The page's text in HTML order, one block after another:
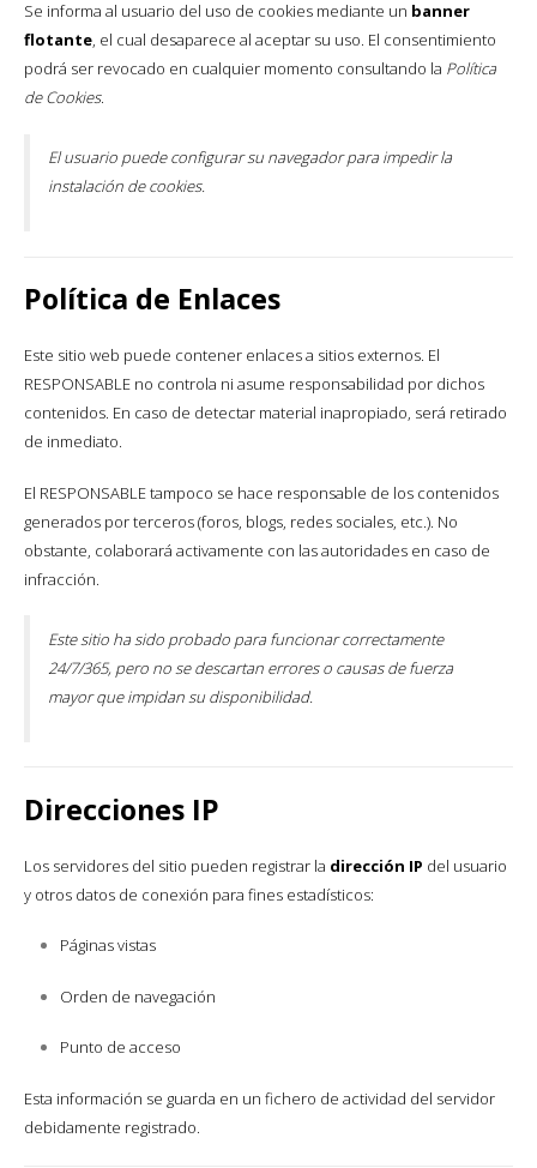
Protección de datos
más información sobre el tratamiento yechos, consulta lapolítica de
privacidad
Se informa al usuario del uso de cookies mediante un banner
flotante, el cual desaparece al aceptar su uso. El consentimiento
podrá ser revocado en cualquier momento consultando la Política
de Cookies.
El usuario puede configurar su navegador para impedir la
instalación de cookies.
Política de Enlaces
Este sitio web puede contener enlaces a sitios externos. El
RESPONSABLE no controla ni asume responsabilidad por dichos
contenidos. En caso de detectar material inapropiado, será retirado
de inmediato.
El RESPONSABLE tampoco se hace responsable de los contenidos
generados por terceros (foros, blogs, redes sociales, etc.). No
obstante, colaborará activamente con las autoridades en caso de
infracción.
Este sitio ha sido probado para funcionar correctamente
24/7/365, pero no se descartan errores o causas de fuerza
mayor que impidan su disponibilidad.
Direcciones IP
Los servidores del sitio pueden registrar la dirección IP del usuario
y otros datos de conexión para fines estadísticos:
Páginas vistas
Orden de navegación
Punto de acceso
Esta información se guarda en un fichero de actividad del servidor
debidamente registrado.